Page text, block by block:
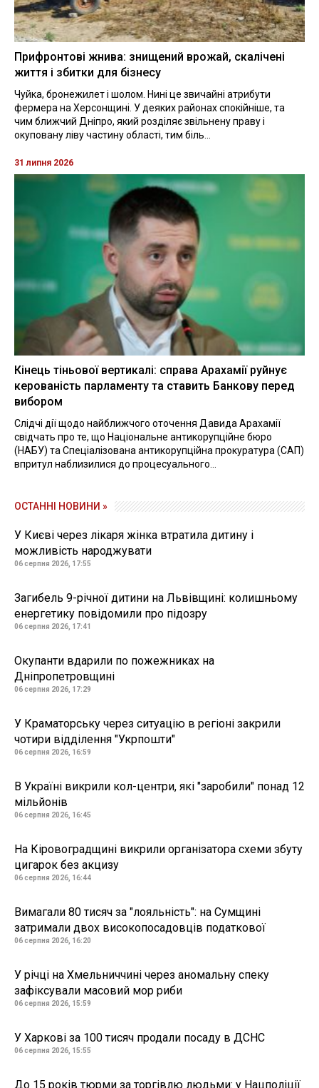
Прифронтові жнива: знищений врожай, скалічені
життя і збитки для бізнесу
Чуйка, бронежилет і шолом. Нині це звичайні атрибути
фермера на Херсонщині. У деяких районах спокійніше, та
чим ближчий Дніпро, який розділяє звільнену праву і
окуповану ліву частину області, тим біль...
31 липня 2026
Кінець тіньової вертикалі: справа Арахамії руйнує
керованість парламенту та ставить Банкову перед
вибором
Слідчі дії щодо найближчого оточення Давида Арахамії
свідчать про те, що Національне антикорупційне бюро
(НАБУ) та Спеціалізована антикорупційна прокуратура (САП)
впритул наблизилися до процесуального...
ОСТАННІ НОВИНИ »
У Києві через лікаря жінка втратила дитину і
можливість народжувати
06 серпня 2026, 17:55
Загибель 9-річної дитини на Львівщині: колишньому
енергетику повідомили про підозру
06 серпня 2026, 17:41
Окупанти вдарили по пожежниках на
Дніпропетровщині
06 серпня 2026, 17:29
У Краматорську через ситуацію в регіоні закрили
чотири відділення "Укрпошти"
06 серпня 2026, 16:59
В Україні викрили кол-центри, які "заробили" понад 12
мільйонів
06 серпня 2026, 16:45
На Кіровоградщині викрили організатора схеми збуту
цигарок без акцизу
06 серпня 2026, 16:44
Вимагали 80 тисяч за "лояльність": на Сумщині
затримали двох високопосадовців податкової
06 серпня 2026, 16:20
У річці на Хмельниччині через аномальну спеку
зафіксували масовий мор риби
06 серпня 2026, 15:59
У Харкові за 100 тисяч продали посаду в ДСНС
06 серпня 2026, 15:55
До 15 років тюрми за торгівлю людьми: у Нацполіції